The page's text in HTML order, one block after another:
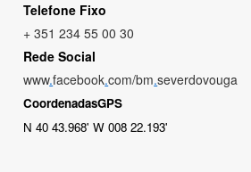
Telefone Fixo
+ 351 234 55 00 30
Rede Social
www.facebook.com/bm.severdovouga
CoordenadasGPS
N 40 43.968' W 008 22.193'